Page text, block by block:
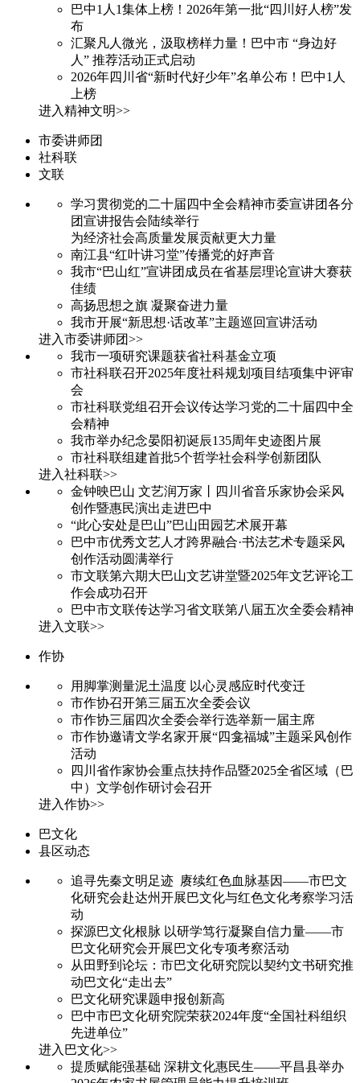
巴中1人1集体上榜！2026年第一批“四川好人榜”发
布
汇聚凡人微光，汲取榜样力量！巴中市 “身边好
人” 推荐活动正式启动
2026年四川省“新时代好少年”名单公布！巴中1人
上榜
进入精神文明>>
市委讲师团
社科联
文联
学习贯彻党的二十届四中全会精神市委宣讲团各分
团宣讲报告会陆续举行
为经济社会高质量发展贡献更大力量
南江县“红叶讲习堂”传播党的好声音
我市“巴山红”宣讲团成员在省基层理论宣讲大赛获
佳绩
高扬思想之旗 凝聚奋进力量
我市开展“新思想·话改革”主题巡回宣讲活动
进入市委讲师团>>
我市一项研究课题获省社科基金立项
市社科联召开2025年度社科规划项目结项集中评审
会
市社科联党组召开会议传达学习党的二十届四中全
会精神
我市举办纪念晏阳初诞辰135周年史迹图片展
市社科联组建首批5个哲学社会科学创新团队
进入社科联>>
金钟映巴山 文艺润万家丨四川省音乐家协会采风
创作暨惠民演出走进巴中
“此心安处是巴山”巴山田园艺术展开幕
巴中市优秀文艺人才跨界融合·书法艺术专题采风
创作活动圆满举行
市文联第六期大巴山文艺讲堂暨2025年文艺评论工
作会成功召开
巴中市文联传达学习省文联第八届五次全委会精神
进入文联>>
作协
用脚掌测量泥土温度 以心灵感应时代变迁
市作协召开第三届五次全委会议
市作协三届四次全委会举行选举新一届主席
市作协邀请文学名家开展“四龛福城”主题采风创作
活动
四川省作家协会重点扶持作品暨2025全省区域（巴
中）文学创作研讨会召开
进入作协>>
巴文化
县区动态
追寻先秦文明足迹 赓续红色血脉基因——市巴文
化研究会赴达州开展巴文化与红色文化考察学习活
动
探源巴文化根脉 以研学笃行凝聚自信力量——市
巴文化研究会开展巴文化专项考察活动
从田野到论坛：市巴文化研究院以契约文书研究推
动巴文化“走出去”
巴文化研究课题申报创新高
巴中市巴文化研究院荣获2024年度“全国社科组织
先进单位”
进入巴文化>>
提质赋能强基础 深耕文化惠民生——平昌县举办